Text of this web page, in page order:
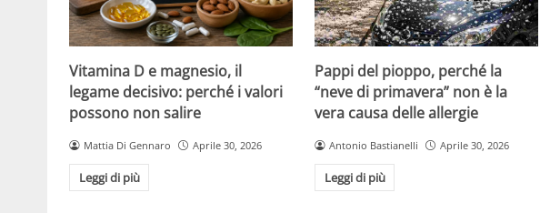
Vitamina D e magnesio, il
legame decisivo: perché i valori
possono non salire
Mattia Di Gennaro Aprile 30, 2026
Leggi di più
Pappi del pioppo, perché la
“neve di primavera” non è la
vera causa delle allergie
Antonio Bastianelli Aprile 30, 2026
Leggi di più